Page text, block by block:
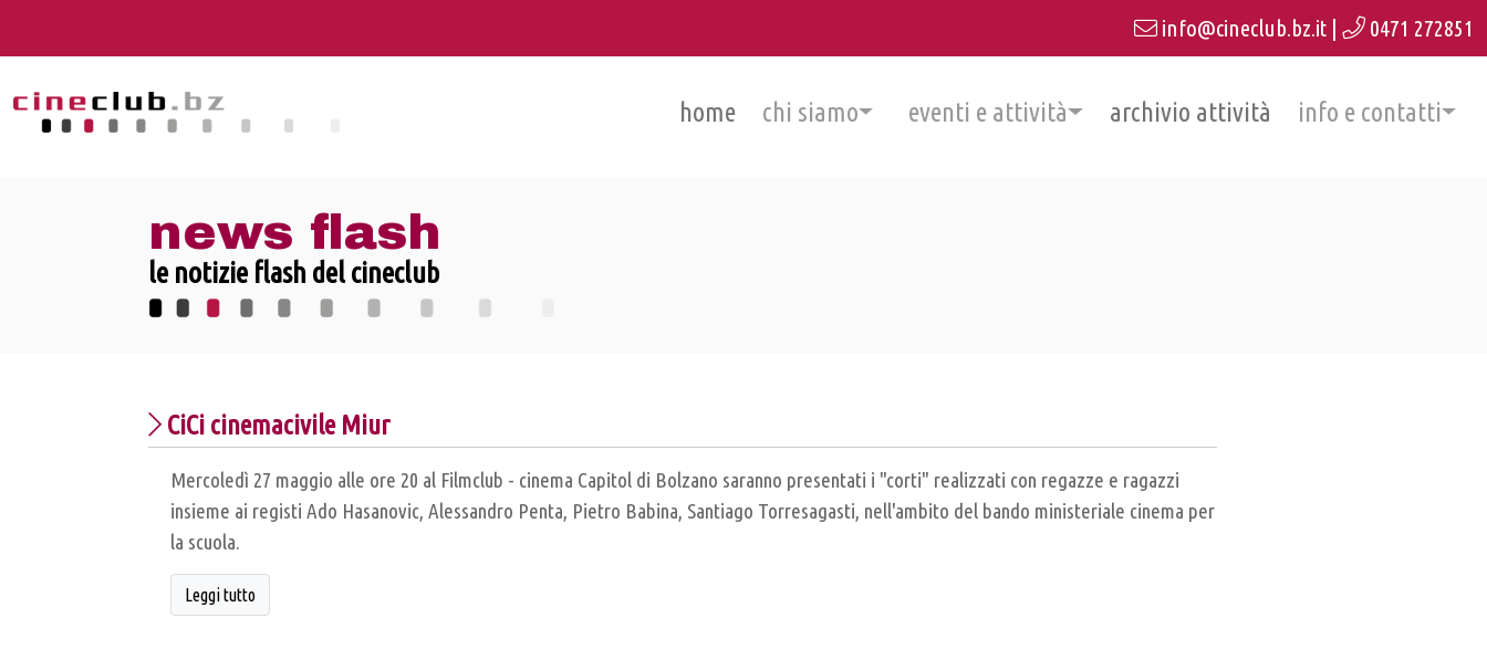
info@cineclub.bz.it 0471 272851
home chi siamo eventi e attività archivio attività info e contatti
news flash
le notizie flash del cineclub
CiCi cinemacivile Miur
Mercoledì 27 maggio alle ore 20 al Filmclub - cinema Capitol di Bolzano saranno presentati i "corti" realizzati con regazze e ragazzi
insieme ai registi Ado Hasanovic, Alessandro Penta, Pietro Babina, Santiago Torresagasti, nell'ambito del bando ministeriale cinema per
la scuola.
Leggi tutto